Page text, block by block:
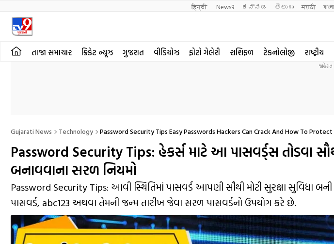
हिन्दी News9 ಕನ್ನಡ తెలుగు मराठी বাংলা
તાજા સમાચાર ક્રિકેટ ન્યૂઝ ગુજરાત વીડિયોઝ ફોટો ગેલેરી રાશિફળ ટેકનોલોજી રાષ્ટ્રીય
Gujarati News Technology Password Security Tips Easy Passwords Hackers Can Crack And How To
Password Security Tips: હેકર્સ માટે આ પાસવર્ડ્સ તોડવા
બનાવવાના સરળ નિયમો
Password Security Tips: આવી સ્થિતિમાં પાસવર્ડ આપણી સૌથી મોટી સુરક્ષા સુવિધા
પાસવર્ડ, abc123 અથવા તેમની જન્મ તારીખ જેવા સરળ પાસવર્ડનો ઉપયોગ કરે છે.